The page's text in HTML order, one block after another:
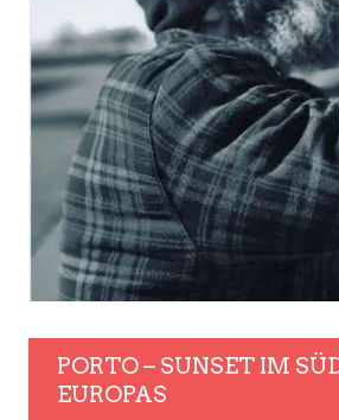
PORTO – SUNSET IM
EUROPAS